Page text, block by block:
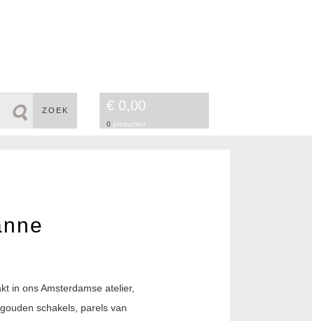
€ 0,00
0 producten
ZOEK
in ons Amsterdamse atelier,
schakels, parels van